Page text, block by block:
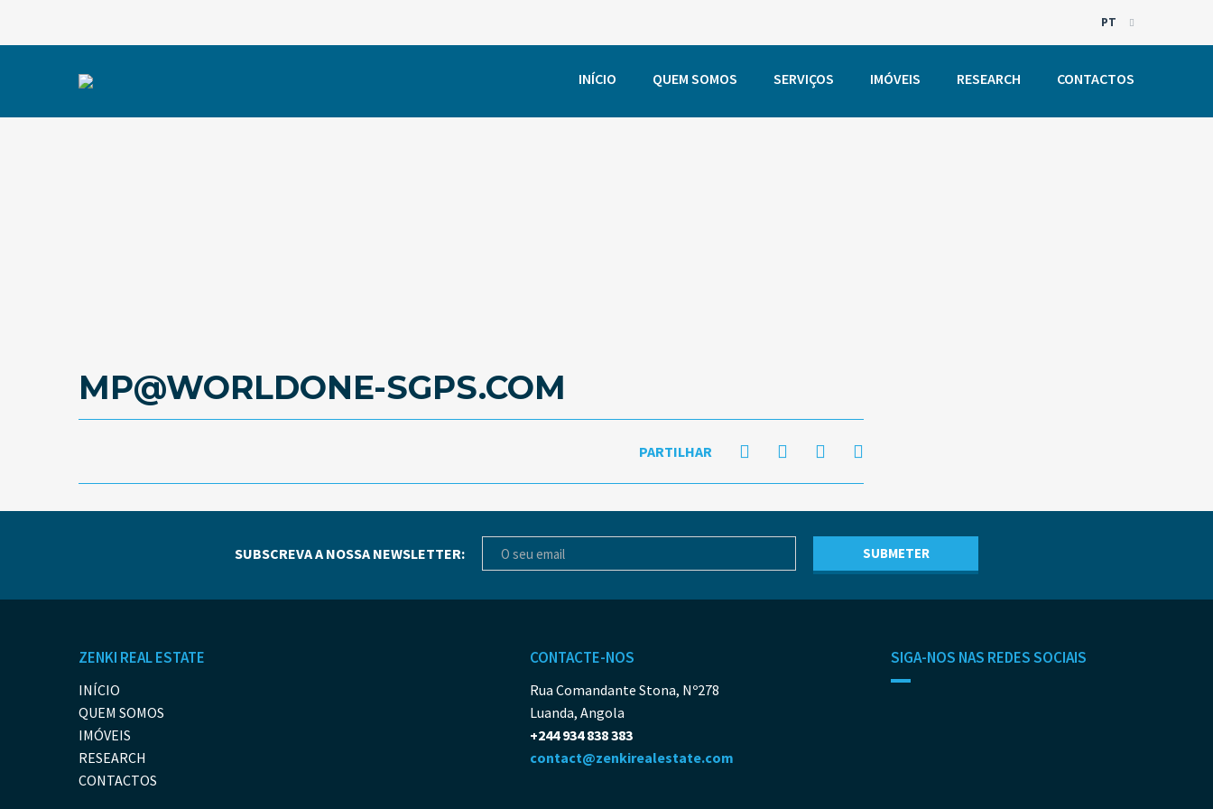
PT
PT
INÍCIO QUEM SOMOS SERVIÇOS IMÓVEIS RESEARCH CONTACTOS
MP@WORLDONE-SGPS.COM
PARTILHAR
SUBSCREVA A NOSSA NEWSLETTER:
ZENKI REAL ESTATE
INÍCIO
QUEM SOMOS
IMÓVEIS
RESEARCH
CONTACTOS
CONTACTE-NOS
Rua Comandante Stona, Nº278
Luanda, Angola
+244 934 838 383
contact@zenkirealestate.com
SIGA-NOS NAS REDES SOCIAIS